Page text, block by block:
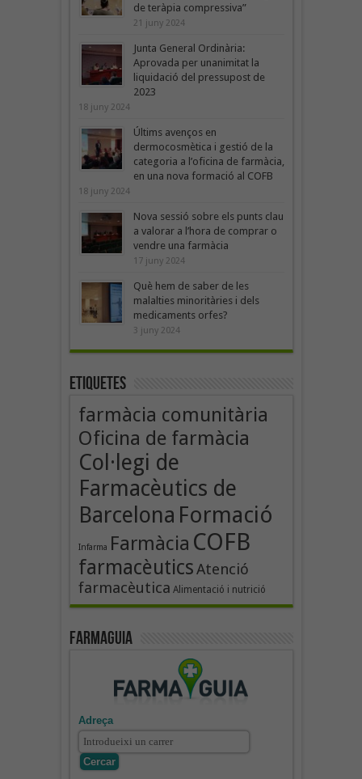
de teràpia compressiva”
21 juny 2024
Junta General Ordinària:
Aprovada per unanimitat la
liquidació del pressupost de
2023
18 juny 2024
Últims avenços en
dermocosmètica i gestió de la
categoria a l’oficina de farmàcia,
en una nova formació al COFB
18 juny 2024
Nova sessió sobre els punts clau
a valorar a l’hora de comprar o
vendre una farmàcia
17 juny 2024
Què hem de saber de les
malalties minoritàries i dels
medicaments orfes?
3 juny 2024
Etiquetes
farmàcia comunitària
Oficina de farmàcia
Col·legi de
Farmacèutics de
Barcelona Formació
Infarma Farmàcia COFB
farmacèuticsAtenció
farmacèutica Alimentació i nutrició
Farmaguia
Adreça